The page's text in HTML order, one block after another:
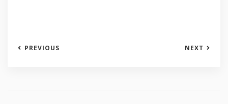
PREVIOUS NEXT